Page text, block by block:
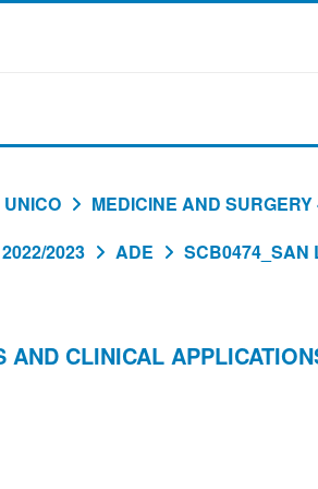
MEDICINE AND
2023
ADE SCB0474_SAN
CLINICAL